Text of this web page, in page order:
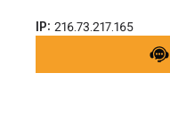
IP: 216.73.217.165